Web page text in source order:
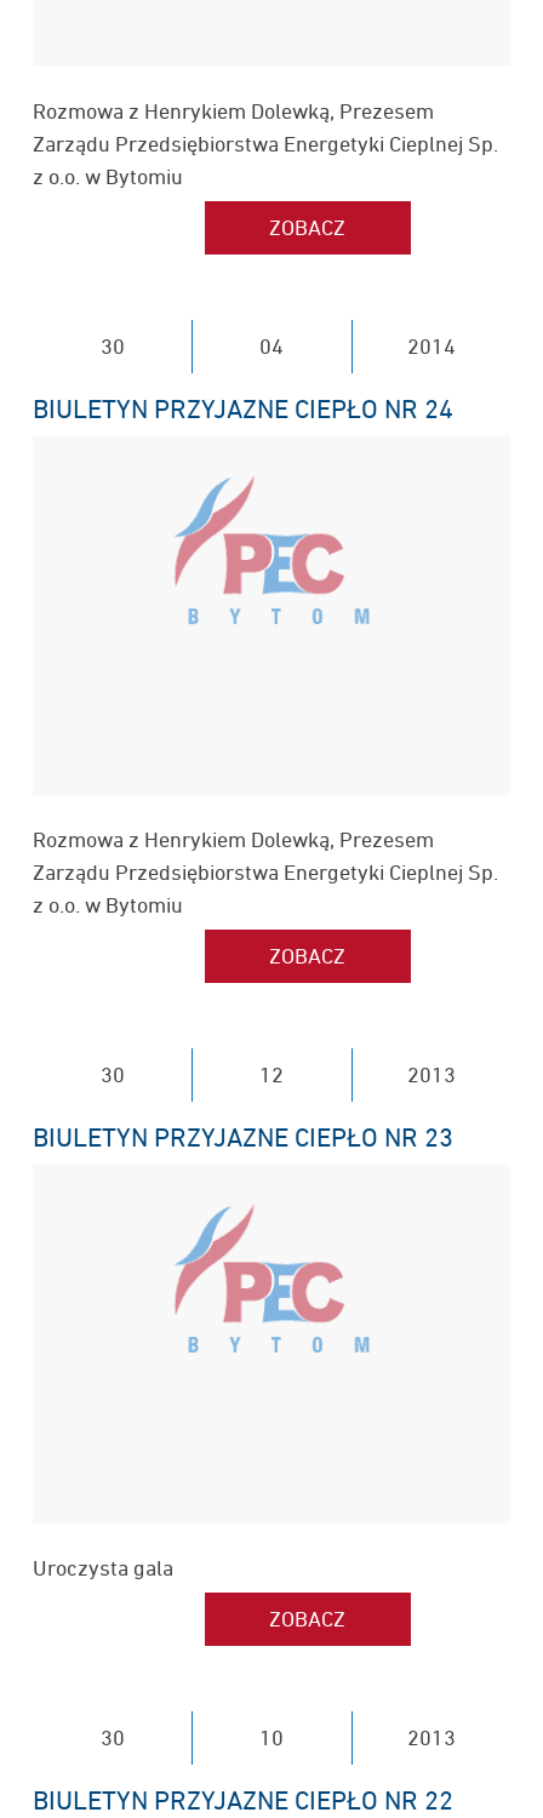
Rozmowa z Henrykiem Dolewką, Prezesem
Zarządu Przedsiębiorstwa Energetyki Cieplnej Sp.
z o.o. w Bytomiu
30 04 2014
BIULETYN PRZYJAZNE CIEPŁO NR 24
Rozmowa z Henrykiem Dolewką, Prezesem
Zarządu Przedsiębiorstwa Energetyki Cieplnej Sp.
z o.o. w Bytomiu
30 12 2013
BIULETYN PRZYJAZNE CIEPŁO NR 23
Uroczysta gala
30 10 2013
BIULETYN PRZYJAZNE CIEPŁO NR 22